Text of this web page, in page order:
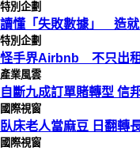
特別企劃
讀懂「失敗數據」 造就
特別企劃
怪手界Airbnb 不只出
產業風雲
自斷九成訂單賭轉型 信
國際視窗
臥床老人當麻豆 日翻轉
國際視窗